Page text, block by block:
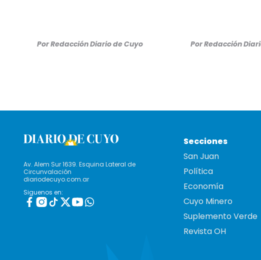
PorRedacción Diario de Cuyo PorRedacción
Av. Alem Sur 1639. Esquina Lateral de
Circunvalación
diariodecuyo.com.ar
Siguenos en:
Secciones
San Juan
Política
Economía
Cuyo Minero
Suplemento Verde
Revista OH